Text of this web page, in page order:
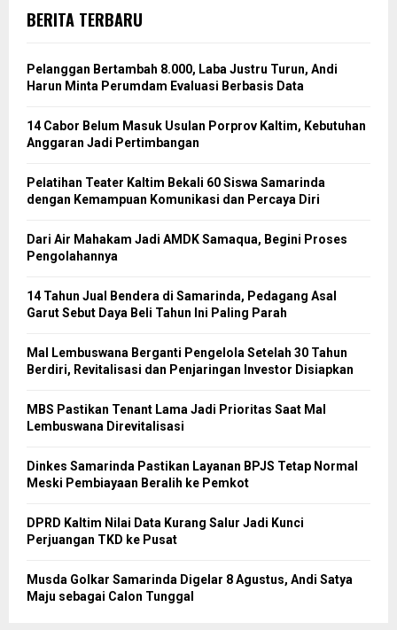
BERITA TERBARU
Pelanggan Bertambah 8.000, Laba Justru Turun, Andi
Harun Minta Perumdam Evaluasi Berbasis Data
14 Cabor Belum Masuk Usulan Porprov Kaltim, Kebutuhan
Anggaran Jadi Pertimbangan
Pelatihan Teater Kaltim Bekali 60 Siswa Samarinda
dengan Kemampuan Komunikasi dan Percaya Diri
Dari Air Mahakam Jadi AMDK Samaqua, Begini Proses
Pengolahannya
14 Tahun Jual Bendera di Samarinda, Pedagang Asal
Garut Sebut Daya Beli Tahun Ini Paling Parah
Mal Lembuswana Berganti Pengelola Setelah 30 Tahun
Berdiri, Revitalisasi dan Penjaringan Investor Disiapkan
MBS Pastikan Tenant Lama Jadi Prioritas Saat Mal
Lembuswana Direvitalisasi
Dinkes Samarinda Pastikan Layanan BPJS Tetap Normal
Meski Pembiayaan Beralih ke Pemkot
DPRD Kaltim Nilai Data Kurang Salur Jadi Kunci
Perjuangan TKD ke Pusat
Musda Golkar Samarinda Digelar 8 Agustus, Andi Satya
Maju sebagai Calon Tunggal